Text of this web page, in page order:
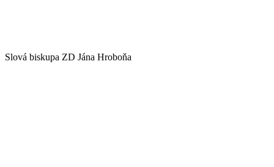
Slová biskupa ZD Jána Hroboňa